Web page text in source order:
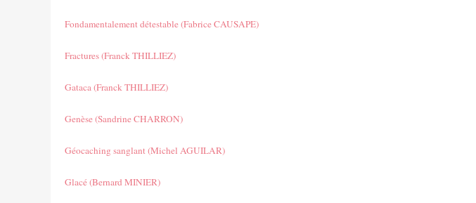
Fondamentalement détestable (Fabrice CAUSAPE)
Fractures (Franck THILLIEZ)
Gataca (Franck THILLIEZ)
Genèse (Sandrine CHARRON)
Géocaching sanglant (Michel AGUILAR)
Glacé (Bernard MINIER)